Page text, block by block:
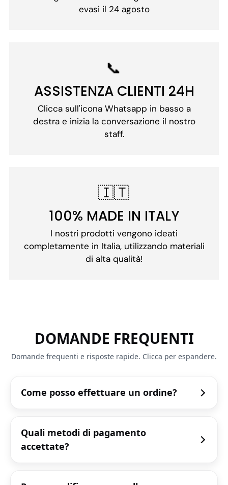
evasi il 24 agosto
📞
ASSISTENZA CLIENTI 24H
Clicca sull'icona Whatsapp in basso a
destra e inizia la conversazione il nostro
staff.
🇮🇹
100% MADE IN ITALY
I nostri prodotti vengono ideati
completamente in Italia, utilizzando materiali
di alta qualità!
DOMANDE FREQUENTI
Domande frequenti e risposte rapide. Clicca per espandere.
Come posso effettuare un ordine?
Quali metodi di pagamento
accettate?